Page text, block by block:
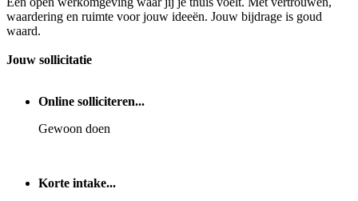
waardering en ruimte voor jouw ideeën. Jouw bijdrage is goud
waard.
Jouw sollicitatie
Online solliciteren...
Gewoon doen
Korte intake...